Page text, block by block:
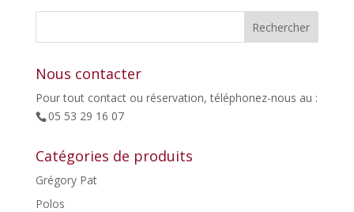
était : est :
Nous contacter
Pour tout contact ou réservation, téléphonez-nous au :
05 53 29 16 07
Catégories de produits
Grégory Pat
Polos